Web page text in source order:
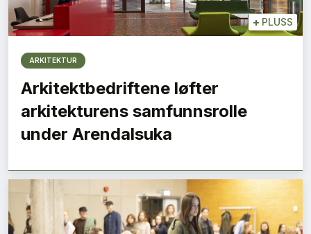
+ PLUSS
ARKITEKTUR
Arkitektbedriftene løfter
arkitekturens samfunnsrolle
under Arendalsuka